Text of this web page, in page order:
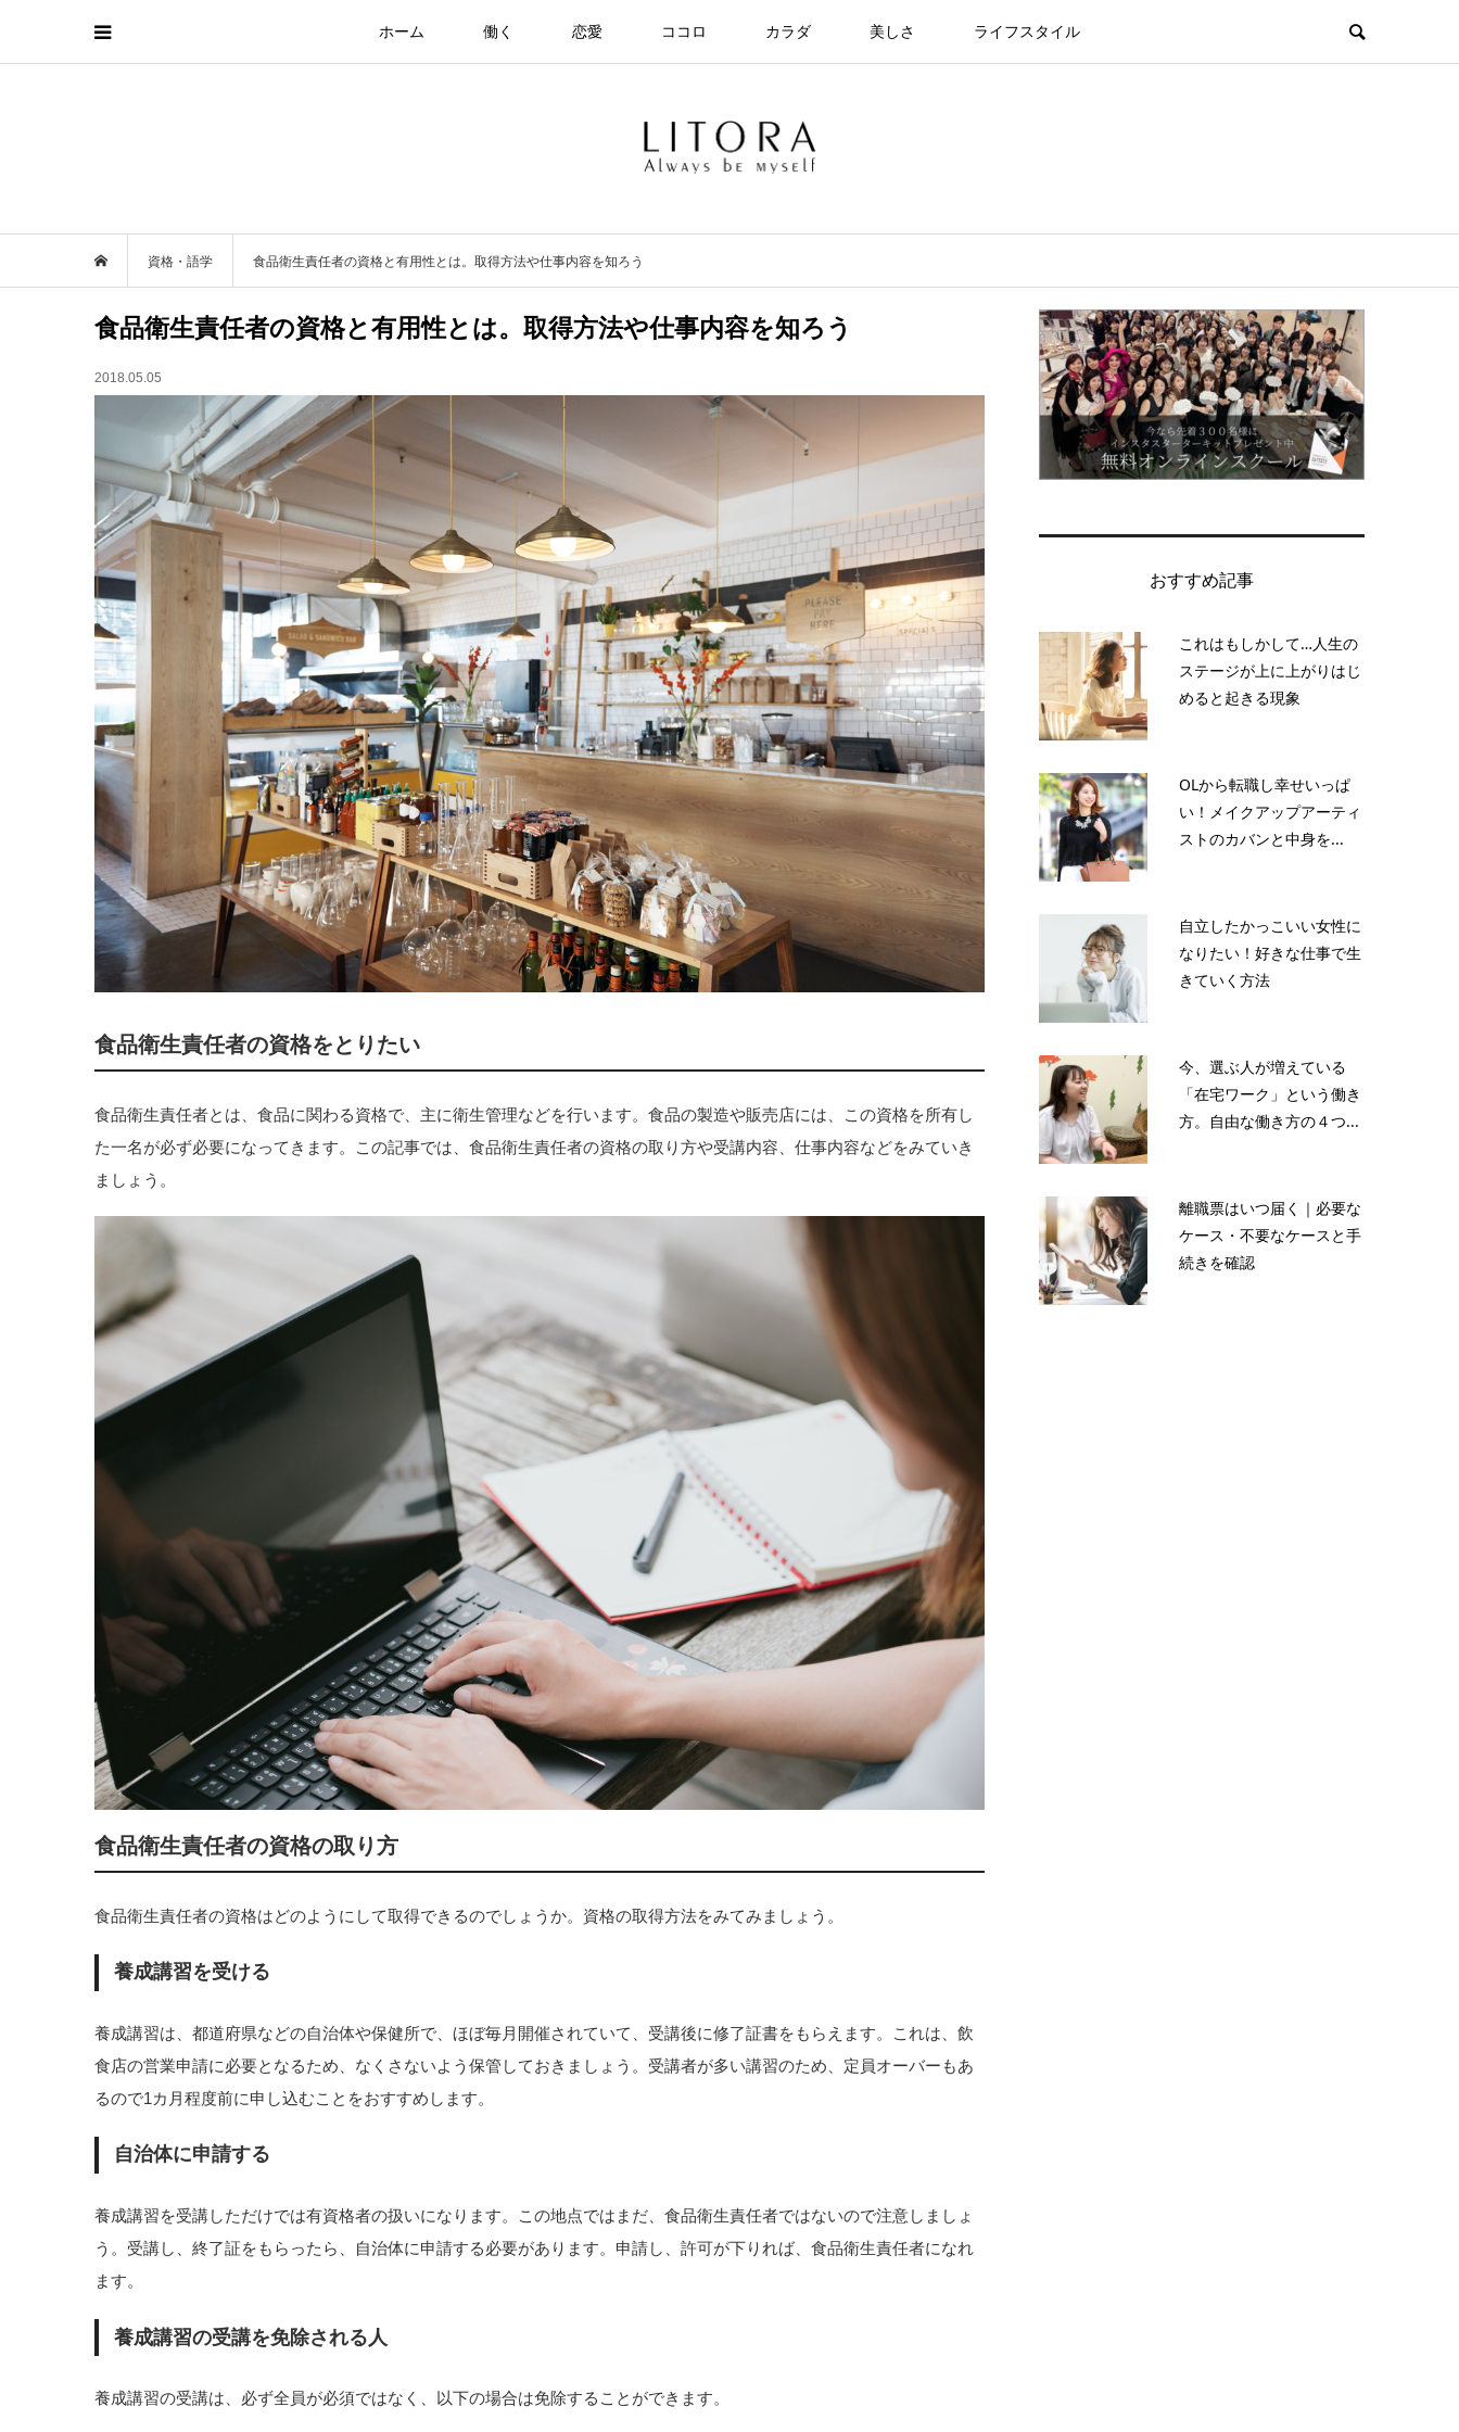
ホーム 働く 恋愛 ココロ カラダ 美しさ ライフスタイル
資格・語学 食品衛生責任者の資格と有用性とは。取得方法や仕事内容を知ろう
食品衛生責任者の資格と有用性とは。取得方法や仕事内容を知ろう
2018.05.05
食品衛生責任者の資格をとりたい
食品衛生責任者とは、食品に関わる資格で、主に衛生管理などを行います。食品の製造や販売店には、この資格を所有し
た一名が必ず必要になってきます。この記事では、食品衛生責任者の資格の取り方や受講内容、仕事内容などをみていき
ましょう。
食品衛生責任者の資格の取り方
食品衛生責任者の資格はどのようにして取得できるのでしょうか。資格の取得方法をみてみましょう。
養成講習を受ける
養成講習は、都道府県などの自治体や保健所で、ほぼ毎月開催されていて、受講後に修了証書をもらえます。これは、飲
食店の営業申請に必要となるため、なくさないよう保管しておきましょう。受講者が多い講習のため、定員オーバーもあ
るので1カ月程度前に申し込むことをおすすめします。
自治体に申請する
養成講習を受講しただけでは有資格者の扱いになります。この地点ではまだ、食品衛生責任者ではないので注意しましょ
う。受講し、終了証をもらったら、自治体に申請する必要があります。申請し、許可が下りれば、食品衛生責任者になれ
ます。
養成講習の受講を免除される人
養成講習の受講は、必ず全員が必須ではなく、以下の場合は免除することができます。
おすすめ記事
これはもしかして…人生の
ステージが上に上がりはじ
めると起きる現象
OLから転職し幸せいっぱ
い！メイクアップアーティ
ストのカバンと中身を...
自立したかっこいい女性に
なりたい！好きな仕事で生
きていく方法
今、選ぶ人が増えている
「在宅ワーク」という働き
方。自由な働き方の４つ...
離職票はいつ届く｜必要な
ケース・不要なケースと手
続きを確認